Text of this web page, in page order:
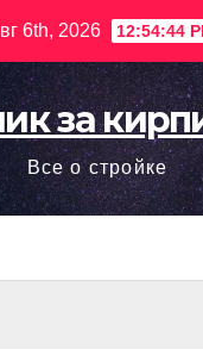
6th, 2026 12:54:45
за
Все о стройке